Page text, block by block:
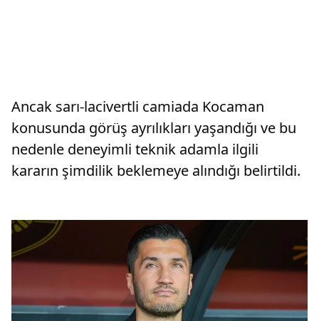
Ancak sarı-lacivertli camiada Kocaman
konusunda görüş ayrılıkları yaşandığı ve bu
nedenle deneyimli teknik adamla ilgili
kararın şimdilik beklemeye alındığı belirtildi.